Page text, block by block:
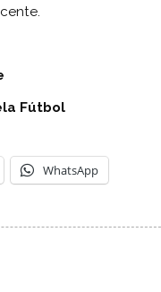
Fútbol
WhatsApp